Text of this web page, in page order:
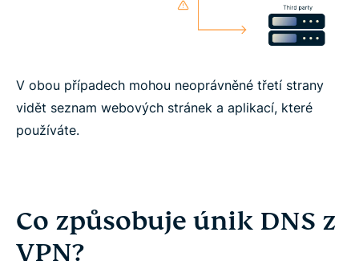
V obou případech mohou neoprávněné třetí strany
vidět seznam webových stránek a aplikací, které
používáte.
Co způsobuje únik DNS z
VPN?